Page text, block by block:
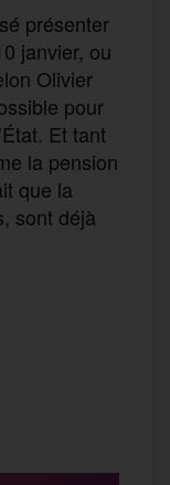
présenter
janvier, ou
Olivier
pour
Et tant
la pension
que la
sont déjà